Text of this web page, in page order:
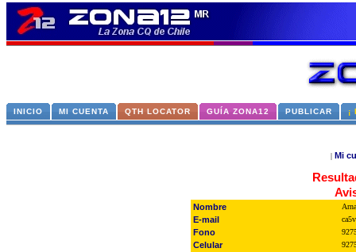
INICIO MI CUENTA QTH LOCATOR GUÍA ZONA12 PUBLICAR ¡
| Mi
Nombre
E-mail
Fono
Celular